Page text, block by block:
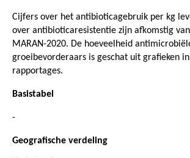
Cijfers over het antibioticagebruik per kg
over antibioticaresistentie zijn afkomstig van
MARAN-2020. De hoeveelheid
groeibevorderaars is geschat uit grafieken in
rapportages.
Basistabel
-
Geografische verdeling